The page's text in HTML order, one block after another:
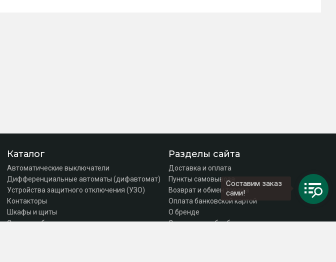
Каталог
Автоматические выключатели
Дифференциальные автоматы (дифавтомат)
Устройства защитного отключения (УЗО)
Контакторы
Шкафы и щиты
Силовое оборудование
Разделы сайта
Доставка и оплата
Пункты самовывоза
Возврат и обмен товара
Оплата банковской картой
О бренде
Согласие на обработку персональных данных
Составим заказ
сами!